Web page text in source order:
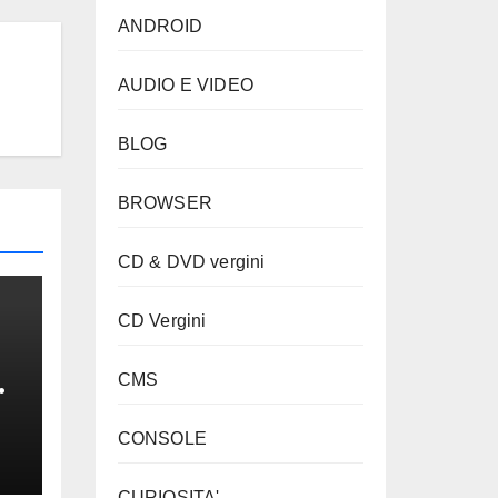
ANDROID
AUDIO E VIDEO
BLOG
BROWSER
CD & DVD vergini
CD Vergini
CMS
CONSOLE